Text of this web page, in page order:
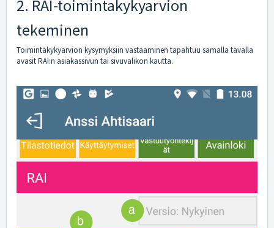
2. RAI-toimintakykyarvion
tekeminen
Toimintakykyarvion kysymyksiin vastaaminen tapahtuu samalla tavalla
avasit RAI:n asiakassivun tai sivuvalikon kautta.